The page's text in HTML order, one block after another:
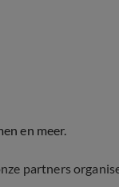
en meer.
partners